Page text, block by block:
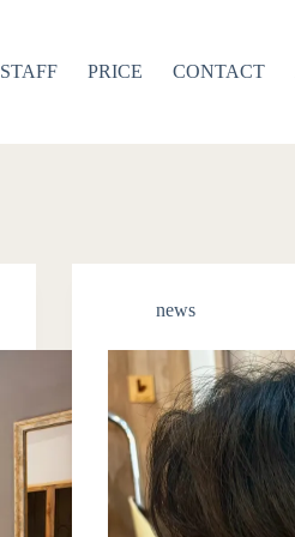
STAFF PRICE CONTACT
news